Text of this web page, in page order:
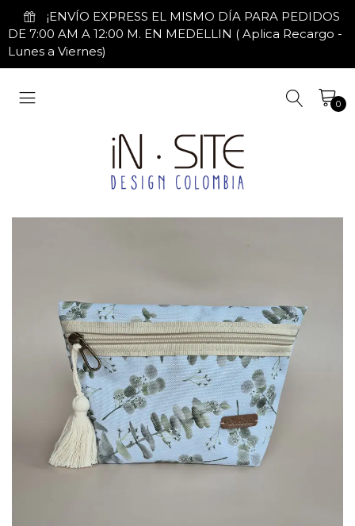
¡ENVÍO EXPRESS EL MISMO DÍA PARA PEDIDOS
DE 7:00 AM A 12:00 M. EN MEDELLIN ( Aplica Recargo -
Lunes a Viernes)
0